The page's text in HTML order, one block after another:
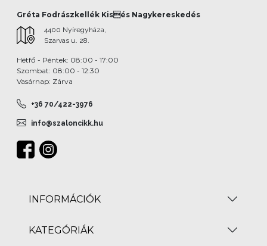
Gréta Fodrászkellék Kisés Nagykereskedés
4400 Nyíregyháza,
Szarvas u. 28.
Hétfő - Péntek: 08:00 - 17:00
Szombat: 08:00 - 12:30
Vasárnap: Zárva
+36 70/422-3976
info@szaloncikk.hu
INFORMÁCIÓK
KATEGÓRIÁK